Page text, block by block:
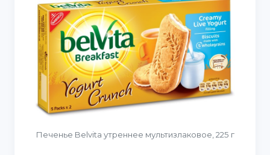
Печенье Belvita утреннее мультизлаковое, 225 г